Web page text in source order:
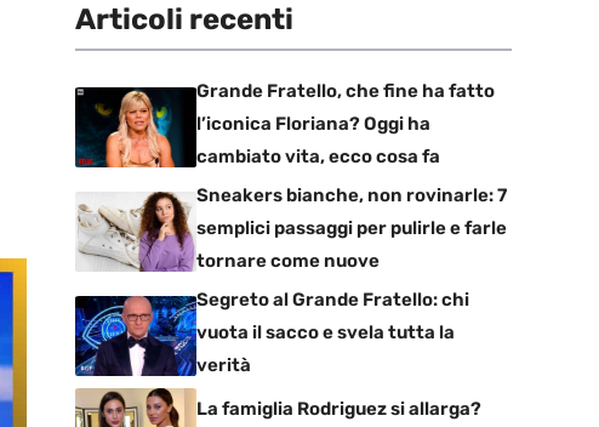
Articoli recenti
Grande Fratello, che fine ha fatto
l’iconica Floriana? Oggi ha
cambiato vita, ecco cosa fa
Sneakers bianche, non rovinarle: 7
semplici passaggi per pulirle e farle
tornare come nuove
Segreto al Grande Fratello: chi
vuota il sacco e svela tutta la
verità
La famiglia Rodriguez si allarga?